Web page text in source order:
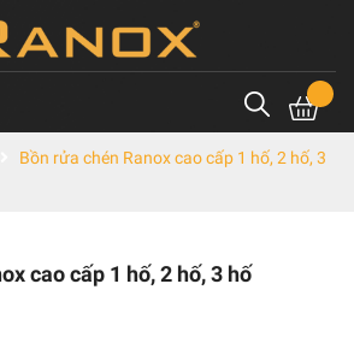
Bồn rửa chén Ranox cao cấp 1 hố, 2 hố, 3
cao cấp 1 hố, 2 hố, 3 hố